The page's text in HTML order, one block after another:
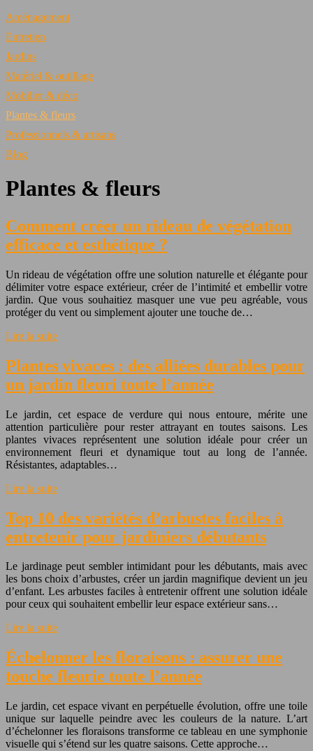
Aménagement
Entretien
Jardins
Matériel & outillage
Mobilier & déco
Plantes & fleurs
Professionnels & artisans
Blog
Plantes & fleurs
Comment créer un rideau de végétation
efficace et esthétique ?
Un rideau de végétation offre une solution naturelle et élégante pour
délimiter votre espace extérieur, créer de l’intimité et embellir votre
jardin. Que vous souhaitiez masquer une vue peu agréable, vous
protéger du vent ou simplement ajouter une touche de…
Lire la suite
Plantes vivaces : des alliées durables pour
un jardin fleuri toute l’année
Le jardin, cet espace de verdure qui nous entoure, mérite une
attention particulière pour rester attrayant en toutes saisons. Les
plantes vivaces représentent une solution idéale pour créer un
environnement fleuri et dynamique tout au long de l’année.
Résistantes, adaptables…
Lire la suite
Top 10 des variétés d’arbustes faciles à
entretenir pour jardiniers débutants
Le jardinage peut sembler intimidant pour les débutants, mais avec
les bons choix d’arbustes, créer un jardin magnifique devient un jeu
d’enfant. Les arbustes faciles à entretenir offrent une solution idéale
pour ceux qui souhaitent embellir leur espace extérieur sans…
Lire la suite
Échelonner les floraisons : assurer une
touche fleurie toute l’année
Le jardin, cet espace vivant en perpétuelle évolution, offre une toile
unique sur laquelle peindre avec les couleurs de la nature. L’art
d’échelonner les floraisons transforme ce tableau en une symphonie
visuelle qui s’étend sur les quatre saisons. Cette approche…